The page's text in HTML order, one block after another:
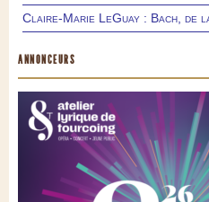
Claire-Marie LeGuay : Bach, de
ANNONCEURS